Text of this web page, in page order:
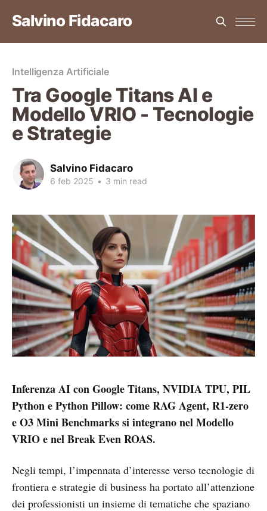
Salvino Fidacaro
Intelligenza Artificiale
Tra Google Titans AI e
Modello VRIO - Tecnologie
e Strategie
Salvino Fidacaro
6 feb 2025 • 3 min read
Inferenza AI con Google Titans, NVIDIA TPU, PIL
Python e Python Pillow: come RAG Agent, R1-zero
e O3 Mini Benchmarks si integrano nel Modello
VRIO e nel Break Even ROAS.
Negli tempi, l’impennata d’interesse verso tecnologie di
frontiera e strategie di business ha portato all’attenzione
dei professionisti un insieme di tematiche che spaziano